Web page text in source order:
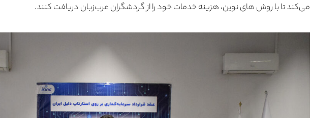
می‌کند تا با روش های نوین، هزینه خدمات خود را از گردشگران عرب‌زبان دریافت کنند.